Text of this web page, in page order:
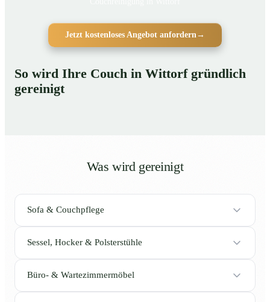
Jetzt kostenloses Angebot anfordern →
So wird Ihre Couch in Wittorf gründlich
gereinigt
Was wird gereinigt
Sofa & Couchpflege
Sessel, Hocker & Polsterstühle
Büro- & Wartezimmermöbel